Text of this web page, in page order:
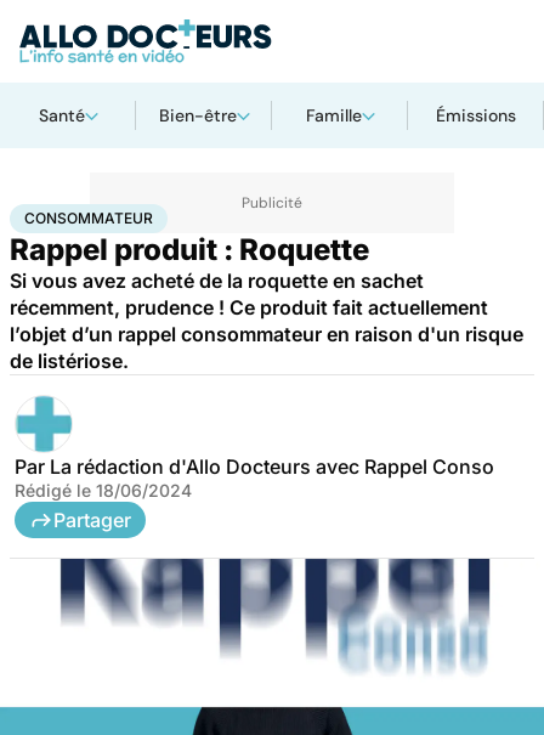
Santé Bien-être Famille Émissions
AccueilSantéConsommateur
CONSOMMATEUR
Rappel produit : Roquette
Si vous avez acheté de la roquette en sachet
récemment, prudence ! Ce produit fait actuellement
l’objet d’un rappel consommateur en raison d'un risque
de listériose.
Par La rédaction d'Allo Docteurs avec Rappel Conso
Rédigé le 18/06/2024
Partager